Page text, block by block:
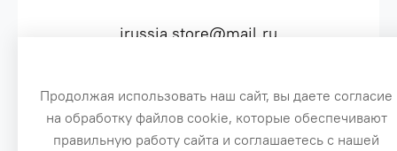
jrussia.store@mail.ru
Продолжая использовать наш сайт, вы даете согласие
на обработку файлов cookie, которые обеспечивают
правильную работу сайта и соглашаетесь с нашей
3